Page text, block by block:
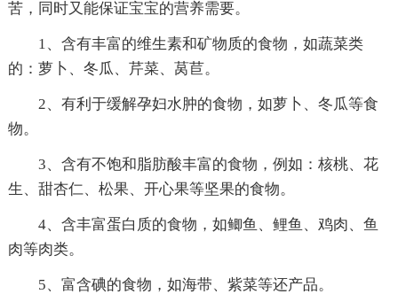
苦，同时又能保证宝宝的营养需要。
1、含有丰富的维生素和矿物质的食物，如蔬菜类
的：萝卜、冬瓜、芹菜、莴苣。
2、有利于缓解孕妇水肿的食物，如萝卜、冬瓜等食
物。
3、含有不饱和脂肪酸丰富的食物，例如：核桃、花
生、甜杏仁、松果、开心果等坚果的食物。
4、含丰富蛋白质的食物，如鲫鱼、鲤鱼、鸡肉、鱼
肉等肉类。
5、富含碘的食物，如海带、紫菜等还产品。